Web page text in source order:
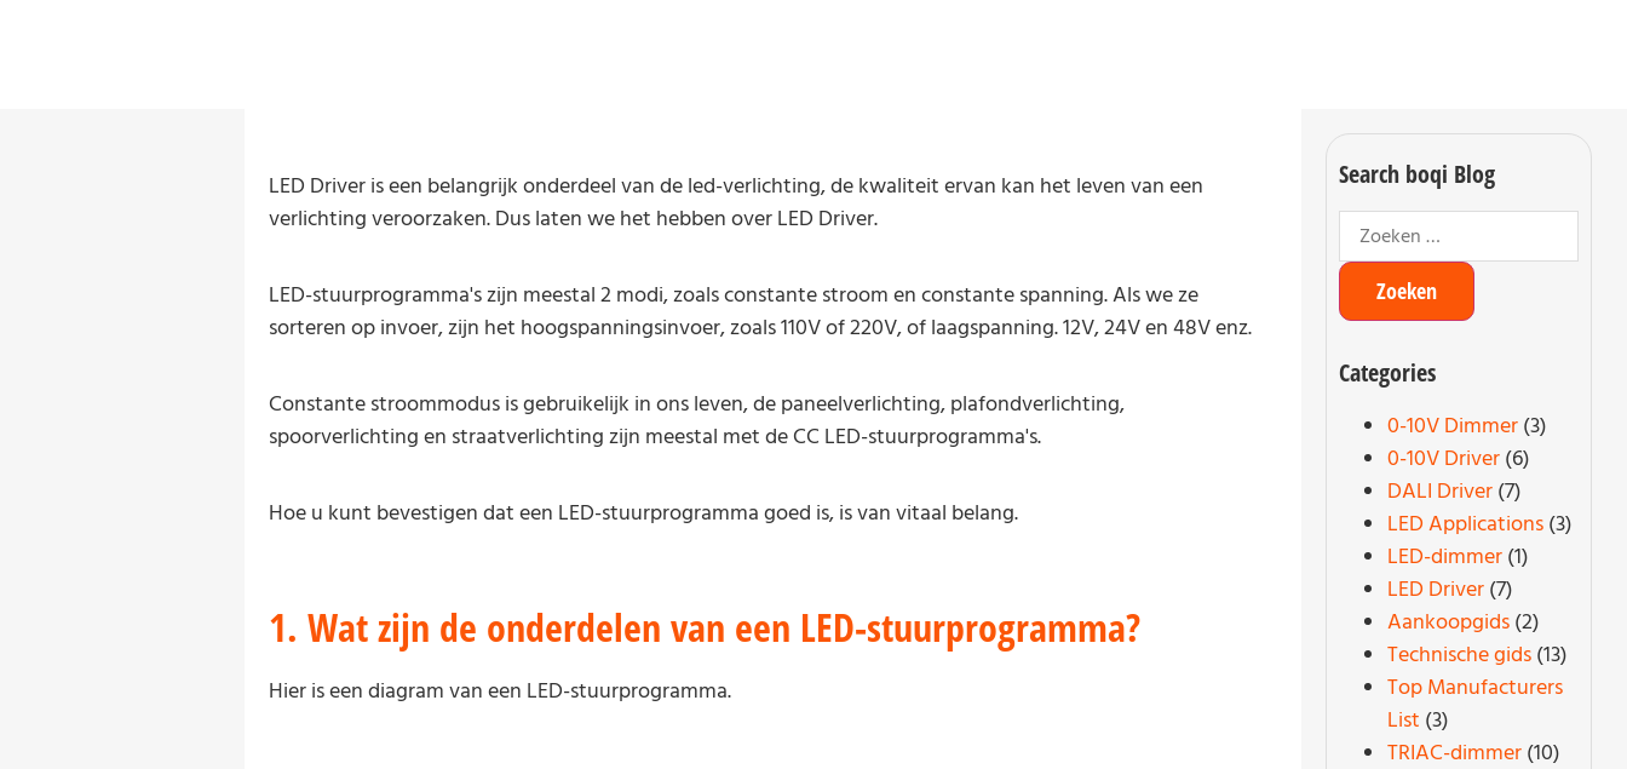
LED Driver is een belangrijk onderdeel van de led-verlichting, de kwaliteit ervan kan het leven van een
verlichting veroorzaken. Dus laten we het hebben over LED Driver.
LED-stuurprogramma's zijn meestal 2 modi, zoals constante stroom en constante spanning. Als we ze
sorteren op invoer, zijn het hoogspanningsinvoer, zoals 110V of 220V, of laagspanning. 12V, 24V en 48V enz.
Constante stroommodus is gebruikelijk in ons leven, de paneelverlichting, plafondverlichting,
spoorverlichting en straatverlichting zijn meestal met de CC LED-stuurprogramma's.
Hoe u kunt bevestigen dat een LED-stuurprogramma goed is, is van vitaal belang.
1. Wat zijn de onderdelen van een LED-stuurprogramma?
Hier is een diagram van een LED-stuurprogramma.
Search boqi Blog
Categories
0-10V Dimmer (3)
0-10V Driver (6)
DALI Driver (7)
LED Applications (3)
LED-dimmer (1)
LED Driver (7)
Aankoopgids (2)
Technische gids (13)
Top Manufacturers
List (3)
TRIAC-dimmer (10)